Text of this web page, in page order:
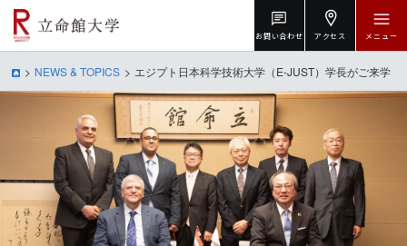
お問い合わせ アクセス メニュー
NEWS & TOPICS エジプト日本科学技術大学（E-JUST）学長がご来学